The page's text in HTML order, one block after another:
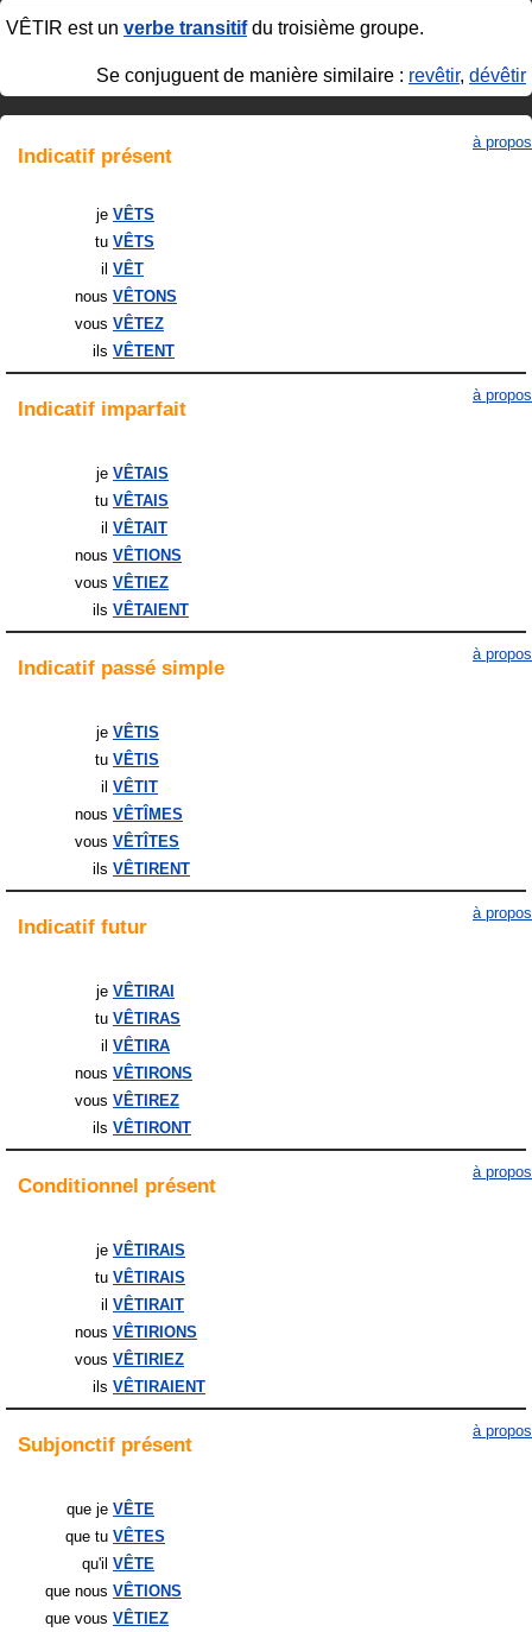
VÊTIR est un verbe transitifdu troisième groupe.
Se conjuguent de manière similaire : revêtir, dévêtir
Indicatif présent
à propos
je VÊTS
tu VÊTS
il VÊT
nous VÊTONS
vous VÊTEZ
ils VÊTENT
Indicatif imparfait
à propos
je VÊTAIS
tu VÊTAIS
il VÊTAIT
nous VÊTIONS
vous VÊTIEZ
ils VÊTAIENT
Indicatif passé simple
à propos
je VÊTIS
tu VÊTIS
il VÊTIT
nous VÊTÎMES
vous VÊTÎTES
ils VÊTIRENT
Indicatif futur
à propos
je VÊTIRAI
tu VÊTIRAS
il VÊTIRA
nous VÊTIRONS
vous VÊTIREZ
ils VÊTIRONT
Conditionnel présent
à propos
je VÊTIRAIS
tu VÊTIRAIS
il VÊTIRAIT
nous VÊTIRIONS
vous VÊTIRIEZ
ils VÊTIRAIENT
Subjonctif présent
à propos
que je VÊTE
que tu VÊTES
qu'il VÊTE
que nous VÊTIONS
que vous VÊTIEZ